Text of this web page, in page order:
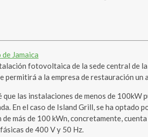
fotovoltaica de la sede central
a la empresa de restauración un
las instalaciones de menos de
En el caso de Island Grill, se ha
más de 100 kWn, concretamente,
de 400 V y 50 Hz.